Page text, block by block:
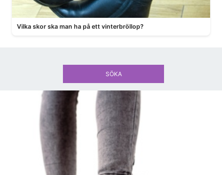
Vilka skor ska man ha på ett vinterbröllop?
SÖKA